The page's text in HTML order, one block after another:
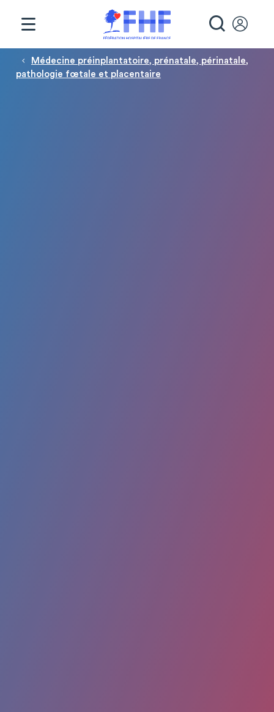
Fil d'Ariane
Médecine préinplantatoire, prénatale, périnatale,
pathologie fœtale et placentaire
Panneau de gestion des cookies